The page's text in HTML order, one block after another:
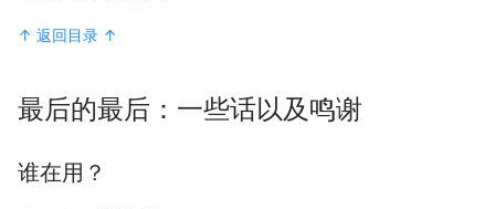
↑ 返回目录 ↑
最后的最后：一些话以及鸣谢
谁在用？